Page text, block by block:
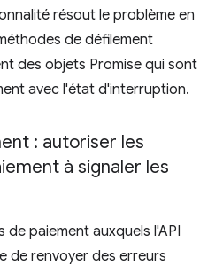
résout le problème en
de défilement
des objets Promise qui sont
avec l'état d'interruption.
: autoriser les
à signaler les
de paiement auxquels l'API
de renvoyer des erreurs